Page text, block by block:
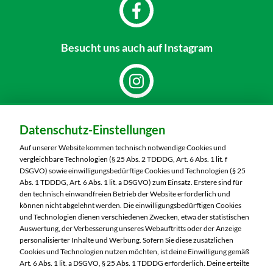
Besucht unsauch auf Instagram
MARKTKAUF Markkleeberg
Städtelner Straße 54
04416 Markkleeberg
Telefon:0341 35390
Markt ändern
Öffnungszeiten diese Woche:
Mo:
07:00 – 20:00 Uhr
Datenschutz-Einstellungen
Auf unserer Website kommen technisch notwendige Cookies und
vergleichbare Technologien (§ 25 Abs. 2 TDDDG, Art. 6 Abs. 1 lit. f
DSGVO) sowie einwilligungsbedürftige Cookies und Technologien (§ 25
Abs. 1 TDDDG, Art. 6 Abs. 1 lit. a DSGVO) zum Einsatz. Erstere sind für
den technisch einwandfreien Betrieb der Website erforderlich und
können nicht abgelehnt werden. Die einwilligungsbedürftigen Cookies
und Technologien dienen verschiedenen Zwecken, etwa der statistischen
Auswertung, der Verbesserung unseres Webauftritts oder der Anzeige
personalisierter Inhalte und Werbung. Sofern Sie diese zusätzlichen
Cookies und Technologien nutzen möchten, ist deine Einwilligung gemäß
Art. 6 Abs. 1 lit. a DSGVO, § 25 Abs. 1 TDDDG erforderlich. Deine erteilte